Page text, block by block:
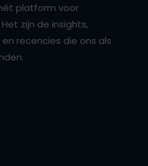
platform voor
zijn de insights,
recencies die ons als